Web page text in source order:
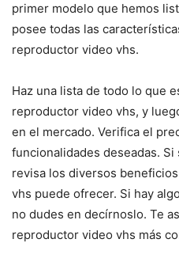
primer modelo que hemos
posee todas las
reproductor video vhs.
Haz una lista de todo lo que
reproductor video vhs, y
en el mercado. Verifica el
funcionalidades deseadas.
revisa los diversos
vhs puede ofrecer. Si hay
no dudes en decírnoslo. Te
reproductor video vhs más